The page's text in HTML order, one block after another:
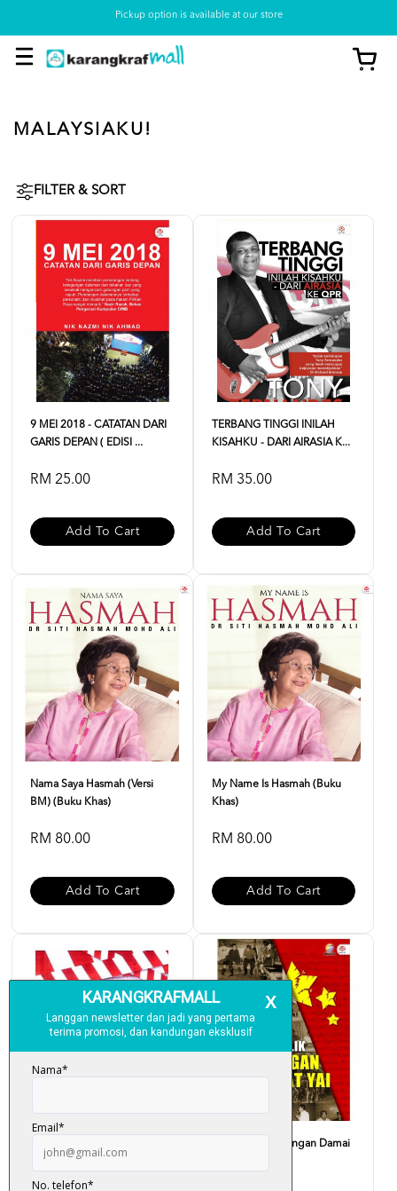
Pickup option is available at our store
MALAYSIAKU!
FILTER & SORT
9 MEI 2018 - CATATAN DARI
GARIS DEPAN ( EDISI ...
RM 25.00
Add To Cart
TERBANG TINGGI INILAH
KISAHKU - DARI AIRASIA K...
RM 35.00
Add To Cart
Nama Saya Hasmah (Versi
BM) (Buku Khas)
RM 80.00
Add To Cart
My Name Is Hasmah (buku
Khas)
RM 80.00
Add To Cart
Sale
Di Sebalik Rundingan Damai